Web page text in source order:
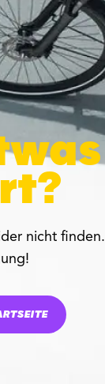
nicht finden.